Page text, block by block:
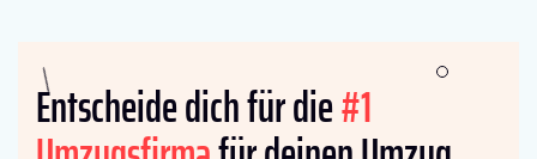
Entscheide dich für die#1